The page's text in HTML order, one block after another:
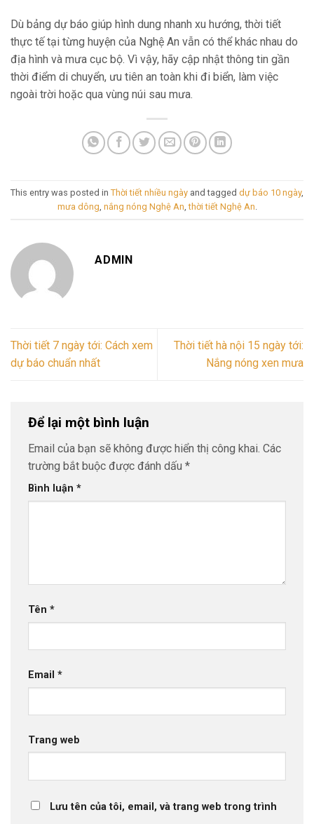
Dù bảng dự báo giúp hình dung nhanh xu hướng, thời tiết
thực tế tại từng huyện của Nghệ An vẫn có thể khác nhau do
địa hình và mưa cục bộ. Vì vậy, hãy cập nhật thông tin gần
thời điểm di chuyển, ưu tiên an toàn khi đi biển, làm việc
ngoài trời hoặc qua vùng núi sau mưa.
This entry was posted in Thời tiết nhiều ngày and tagged dự báo 10 ngày,
mưa dông nắng nóng Nghệ An ,thời tiết Nghệ An
ADMIN
Thời tiết 7 ngày tới: Cách xem
dự báo chuẩn nhất
Thời tiết hà nội 15 ngày tới:
Nắng nóng xen mưa
Để lại một bình luận
Email của bạn sẽ không được hiển thị công khai. Các
trường bắt buộc được đánh dấu *
Bình luận *
Tên *
Email *
Trang web
Lưu tên của tôi, email, và trang web trong trình